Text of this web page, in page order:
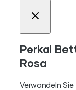
Perkal
Rosa
Verwandeln